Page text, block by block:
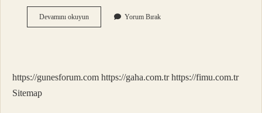
Devamını okuyunKaramsar
Pesimist
Yorum Bırak
https://gunesforum.com https://gaha.com.tr https://fimu.com.tr
Sitemap